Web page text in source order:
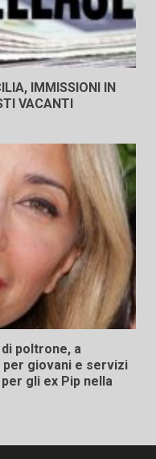
IMMISSIONI IN
VACANTI
di poltrone, a
per giovani e servizi
gli ex Pip nella